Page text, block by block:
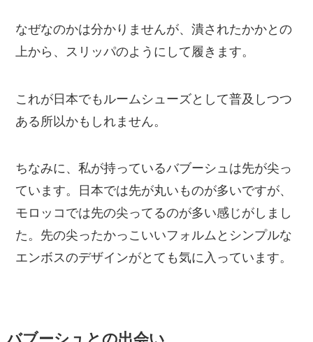
なぜなのかは分かりませんが、潰されたかかとの
上から、スリッパのようにして履きます。
これが日本でもルームシューズとして普及しつつ
ある所以かもしれません。
ちなみに、私が持っているバブーシュは先が尖っ
ています。日本では先が丸いものが多いですが、
モロッコでは先の尖ってるのが多い感じがしまし
た。先の尖ったかっこいいフォルムとシンプルな
エンボスのデザインがとても気に入っています。